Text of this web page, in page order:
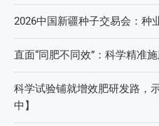
2026中国新疆种子交易会：种
直面“同肥不同效”：科学精准
科学试验铺就增效肥研发路，
中】